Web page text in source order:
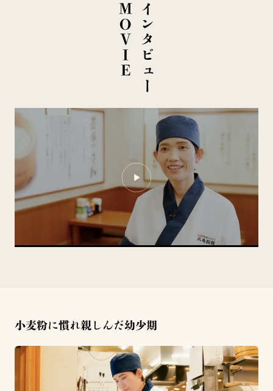
イ
ン
タ
ビ
ュ
ー
M
O
V
I
E
小麦粉に慣れ親しんだ幼少期